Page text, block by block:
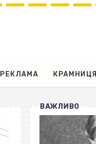
РЕКЛАМА КРАМНИЦЯ
ВАЖЛИВО